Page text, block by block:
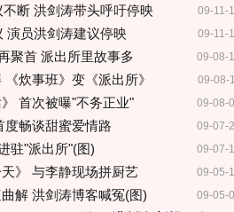
09-11-
不断 洪剑涛带头呼吁停映
09-11-
演员洪剑涛建议停映
09-08-
聚首 派出所里故事多
09-08-
炊事班》变《派出所》
09-08-
首次被曝"不务正业"
09-07-
度畅谈甜蜜爱情路
09-07-
驻"派出所"(图)
09-05-
》 与李静现场拼厨艺
09-05-
解 洪剑涛博客喊冤(图)